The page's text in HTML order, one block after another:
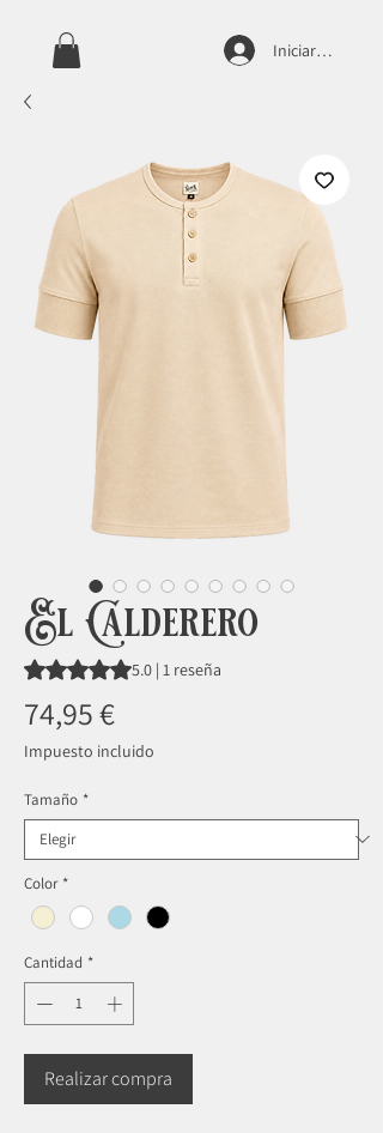
Iniciar sesión
El Calderero
Según 1 reseña, la calificación es de 5.0
5.0 | 1 reseña
74,95 €Precio
Impuesto incluido
Tamaño *
Color *
Cantidad *
Realizar compra